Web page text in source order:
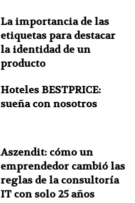
La importancia de las
etiquetas para destacar
la identidad de un
producto
Hoteles BESTPRICE:
sueña con nosotros
Aszendit: cómo un
emprendedor cambió las
reglas de la consultoría
IT con solo 25 años